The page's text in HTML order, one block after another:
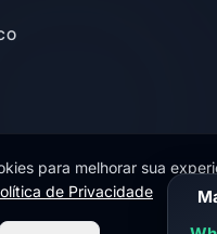
Educação. Todos os
para melhorar sua
de Privacidade